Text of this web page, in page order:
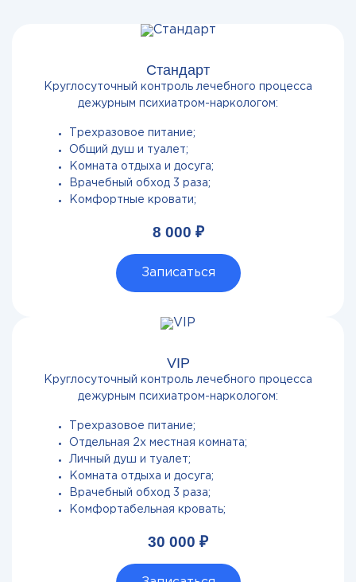
Стандарт
Круглосуточный контроль лечебного процесса
дежурным психиатром-наркологом:
Трехразовое питание;
Общий душ и туалет;
Комната отдыха и досуга;
Врачебный обход 3 раза;
Комфортные кровати;
8 000 ₽
Записаться
VIP
Круглосуточный контроль лечебного процесса
дежурным психиатром-наркологом:
Трехразовое питание;
Отдельная 2х местная комната;
Личный душ и туалет;
Комната отдыха и досуга;
Врачебный обход 3 раза;
Комфортабельная кровать;
30 000 ₽